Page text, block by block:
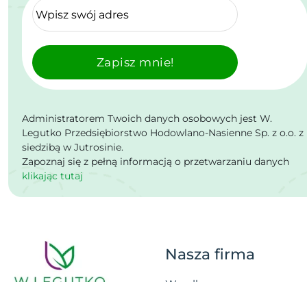
Zapisz mnie!
Administratorem Twoich danych osobowych jest W.
Legutko Przedsiębiorstwo Hodowlano-Nasienne Sp. z o.o. z
siedzibą w Jutrosinie.
Zapoznaj się z pełną informacją o przetwarzaniu danych
klikając tutaj
Nasza firma